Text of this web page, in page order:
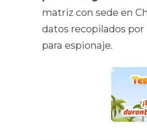
matriz con sede en
datos recopilados
para espionaje.